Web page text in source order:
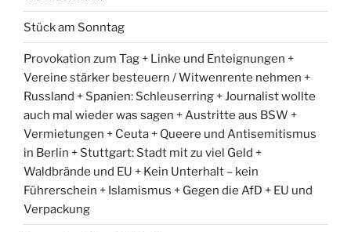
Stück am Sonntag
Provokation zum Tag + Linke und Enteignungen +
Vereine stärker besteuern / Witwenrente nehmen +
Russland + Spanien: Schleuserring + Journalist wollte
auch mal wieder was sagen + Austritte aus BSW +
Vermietungen + Ceuta + Queere und Antisemitismus
in Berlin + Stuttgart: Stadt mit zu viel Geld +
Waldbrände und EU + Kein Unterhalt – kein
Führerschein + Islamismus + Gegen die AfD + EU und
Verpackung